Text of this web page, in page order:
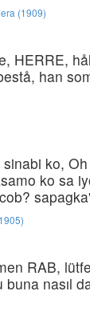
(1909)
HERRE,
han
ko,
ko sa
RAB,
nasıl